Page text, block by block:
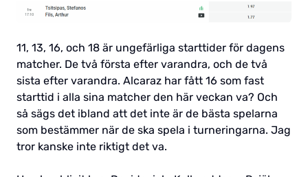
11, 13, 16, och 18 är ungefärliga starttider för dagens
matcher. De två första efter varandra, och de två
sista efter varandra. Alcaraz har fått 16 som fast
starttid i alla sina matcher den här veckan va? Och
så sägs det ibland att det inte är de bästa spelarna
som bestämmer när de ska spela i turneringarna. Jag
tror kanske inte riktigt det va.